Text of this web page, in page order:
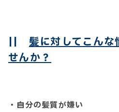
|| 髪に対してこんな
せんか？
・自分の髪質が嫌い